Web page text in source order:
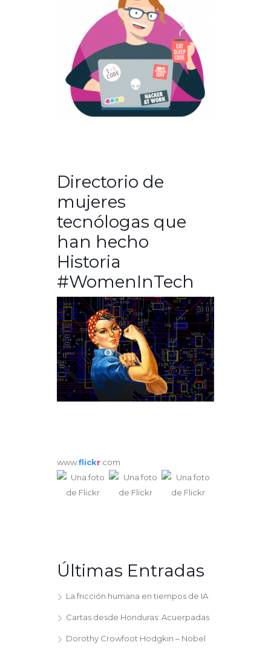
Directorio de
mujeres
tecnólogas que
han hecho
Historia
#WomenInTech
www.flickr.com
Últimas Entradas
La fricción humana en tiempos de IA
Cartas desde Honduras: Acuerpadas
Dorothy Crowfoot Hodgkin – Nobel